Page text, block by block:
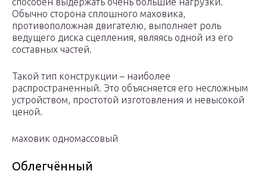
Обычно сторона сплошного маховика,
противоположная двигателю, выполняет роль
ведущего диска сцепления, являясь одной из его
составных частей.
Такой тип конструкции – наиболее
распространенный. Это объясняется его несложным
устройством, простотой изготовления и невысокой
ценой.
маховик одномассовый
Облегчённый